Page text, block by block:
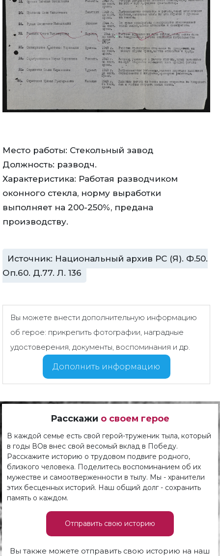
Место работы: Стекольный завод
Должность: разводч.
Характеристика: Работая разводчиком
оконного стекла, норму выработки
выполняет на 200-250%, предана
производству.
Источник: Национальный архив РС (Я). Ф.50.
Оп.60. Д.77. Л. 136
Вы можете внести дополнительную информацию
об герое: прикрепить фотографии, наградные
удостоверения, документы, воспоминания и др.
Дополнить информацию
Расскажи о своем герое
В каждой семье есть свой герой-труженик тыла, который
в годы ВОв внес свой весомый вклад в Победу.
Расскажите историю о трудовом подвиге родного,
близкого человека. Поделитесь воспоминанием об их
мужестве и самоотверженности в тылу. Мы - хранители
этих бесценных историй. Наш общий долг - сохранить
память о каждом.
Отправить свою историю
Вы также можете отправить свою историю на наш